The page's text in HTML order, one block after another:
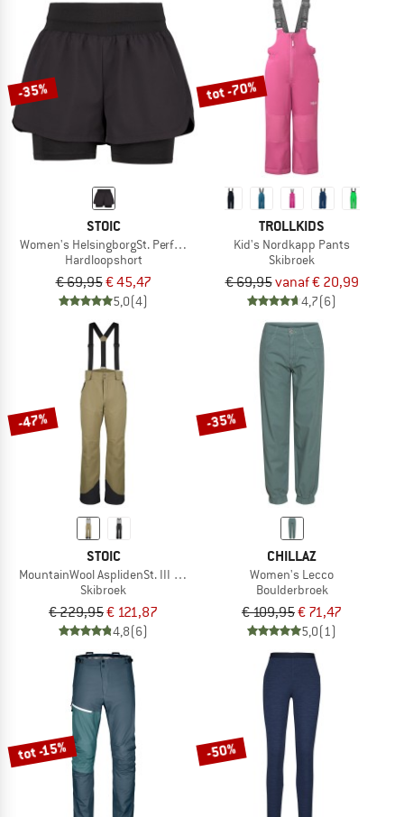
-35%
STOIC
Women's HelsingborgSt. Performance 2in1 Shorts II
Hardloopshort
€ 69,95€ 45,47
5,0(4)
tot -70%
TROLLKIDS
Kid's Nordkapp Pants
Skibroek
€ 69,95vanaf € 20,99
4,7(6)
-47%
STOIC
MountainWool AsplidenSt. III Ski Pant
Skibroek
€ 229,95€ 121,87
4,8(6)
-35%
CHILLAZ
Women's Lecco
Boulderbroek
€ 109,95€ 71,47
5,0(1)
tot -15% -50%